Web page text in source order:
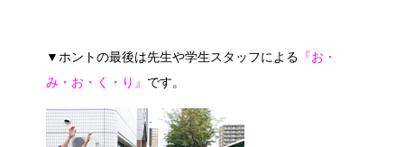
▼ホントの最後は先生や学生スタッフによる 『お・
み・お・く・り』 です。